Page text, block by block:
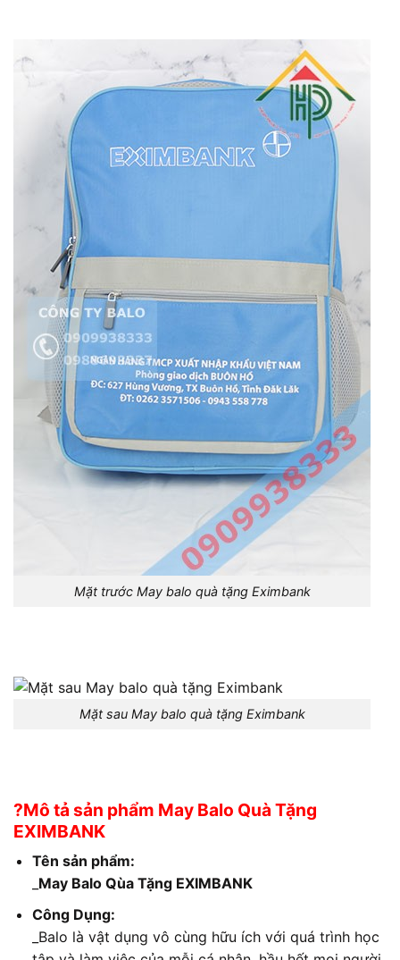
Mặt trước May balo quà tặng Eximbank
Mặt sau May balo quà tặng Eximbank
?Mô tả sản phẩm May Balo Quà Tặng
EXIMBANK
Tên sản phẩm:
May Balo Qùa Tặng EXIMBANK
Công Dụng:
_Balo là vật dụng vô cùng hữu ích với quá trình học